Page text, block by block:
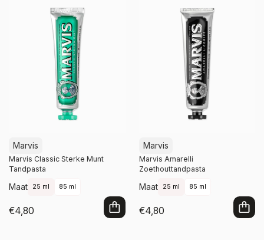
Marvis
Marvis Classic Sterke Munt
Tandpasta
Maat 25 ml 85 ml
€4,80
Marvis
Marvis Amarelli
Zoethouttandpasta
Maat 25 ml 85 ml
€4,80